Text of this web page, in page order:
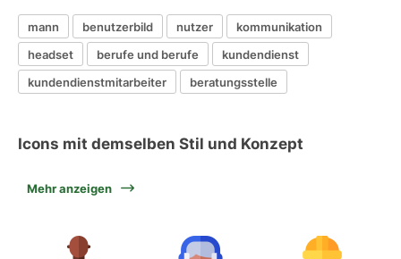
mann benutzerbild nutzer
kommunikation
headset
berufe und berufe
kundendienst
kundendienstmitarbeiter
beratungsstelle
Icons mit demselben Stil und Konzept
Mehr anzeigen